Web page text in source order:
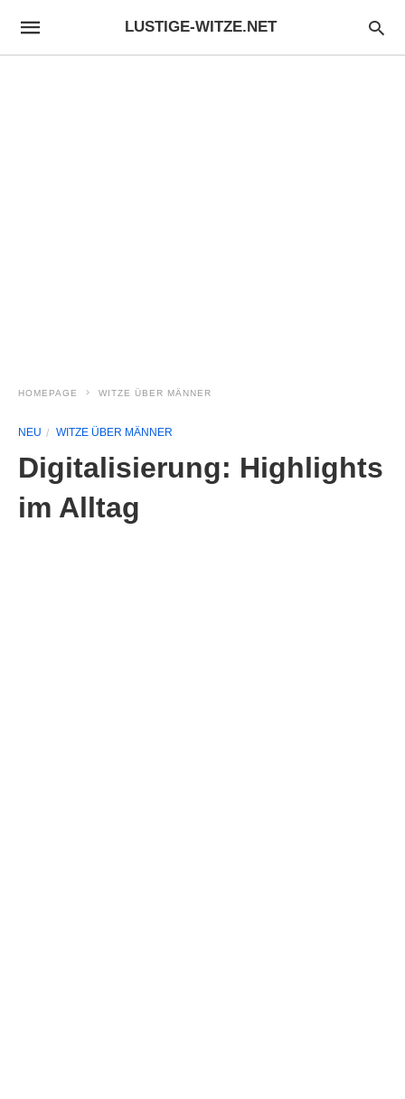
LUSTIGE-WITZE.NET
HOMEPAGE WITZE ÜBER MÄNNER
NEU WITZE ÜBER MÄNNER
Digitalisierung: Highlights
im Alltag